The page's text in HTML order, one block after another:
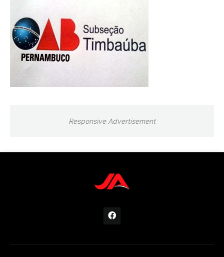
Responsive Advertisement